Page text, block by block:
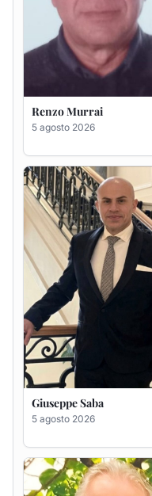
Giuseppe Saba
5 agosto 2026
Giuseppe Deiana
5 agosto 2026